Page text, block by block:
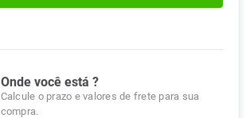
Onde você está ?
Calcule o prazo e valores de frete para sua
compra.